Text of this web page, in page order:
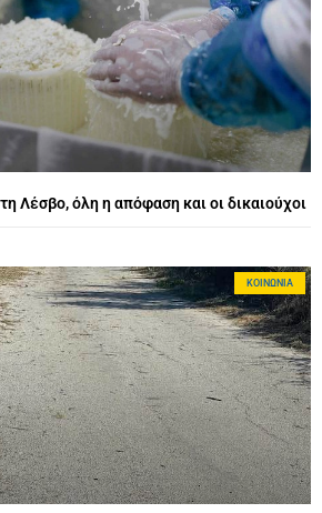
Λέσβο, όλη η απόφαση και οι δικαιούχοι
ΚΟΙΝΩΝΊΑ